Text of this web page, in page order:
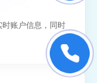
账户信息，同时